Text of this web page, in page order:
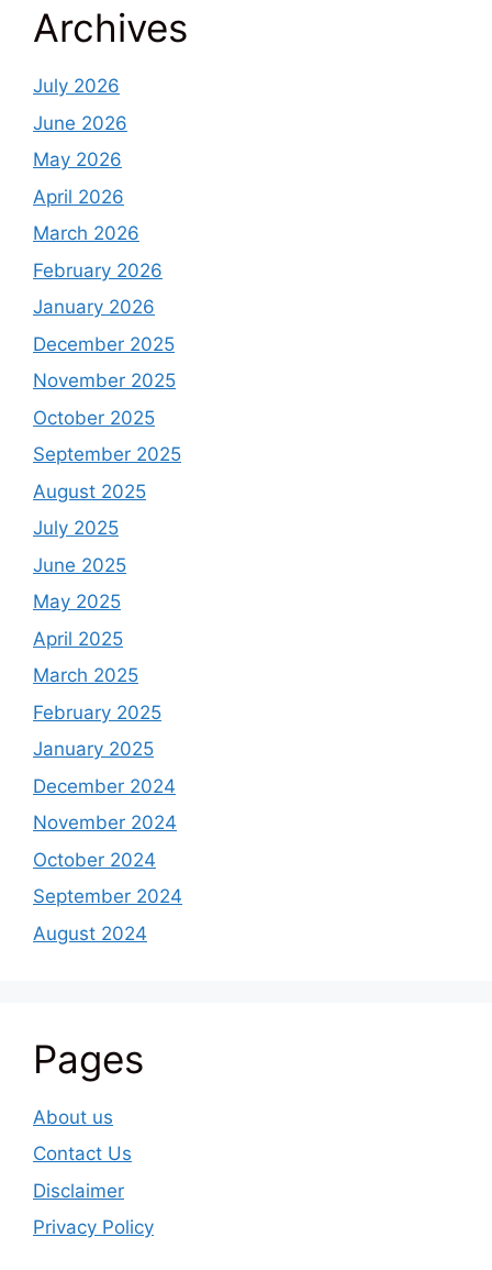
Archives
July 2026
June 2026
May 2026
April 2026
March 2026
February 2026
January 2026
December 2025
November 2025
October 2025
September 2025
August 2025
July 2025
June 2025
May 2025
April 2025
March 2025
February 2025
January 2025
December 2024
November 2024
October 2024
September 2024
August 2024
Pages
About us
Contact Us
Disclaimer
Privacy Policy